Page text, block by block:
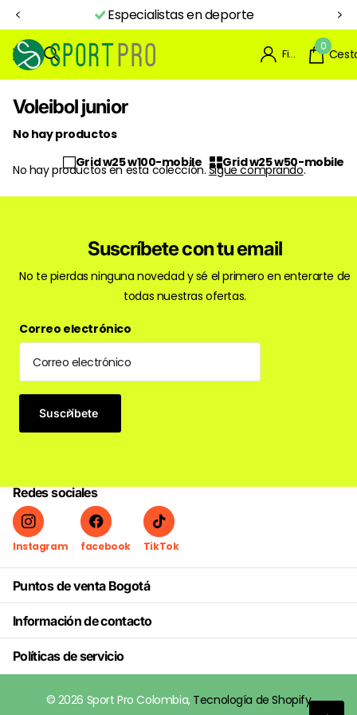
Especialistas en deporte
Firme en el registro
0
Voleibol junior
No hay productos
Grid w25 w100-mobile
Grid w25 w50-mobile
No hay productos en esta colección. Sigue comprando.
Suscríbete con tu email
No te pierdas ninguna novedad y sé el primero en enterarte de
todas nuestras ofertas.
Correo electrónico
Suscríbete
Redes sociales
Instagram facebook TikTok
Puntos de venta Bogotá
Información de contacto
Políticas de servicio
© 2026 Sport Pro Colombia, Tecnología de Shopify